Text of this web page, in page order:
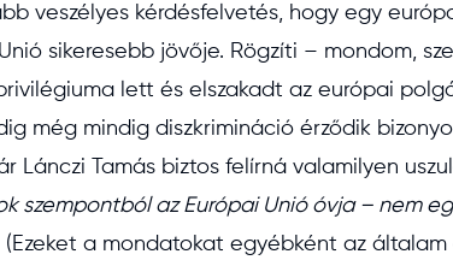
veszélyes kérdésfelvetés, hogy egy
sikeresebb jövője. Rögzíti – mondom,
lett és elszakadt az európai
még mindig diszkrimináció érződik
Lánczi Tamás biztos felírná valamilyen
szempontból az Európai Unió óvja – nem
(Ezeket a mondatokat egyébként az